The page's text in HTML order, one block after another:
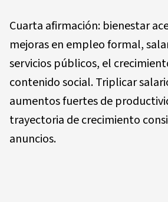
Cuarta afirmación: bienestar
mejoras en empleo formal,
servicios públicos, el
contenido social. Triplicar
aumentos fuertes de
trayectoria de crecimiento
anuncios.